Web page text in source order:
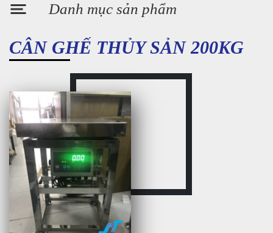
Danh mục sản phẩm
CÂN GHẾ THỦY SẢN 200KG